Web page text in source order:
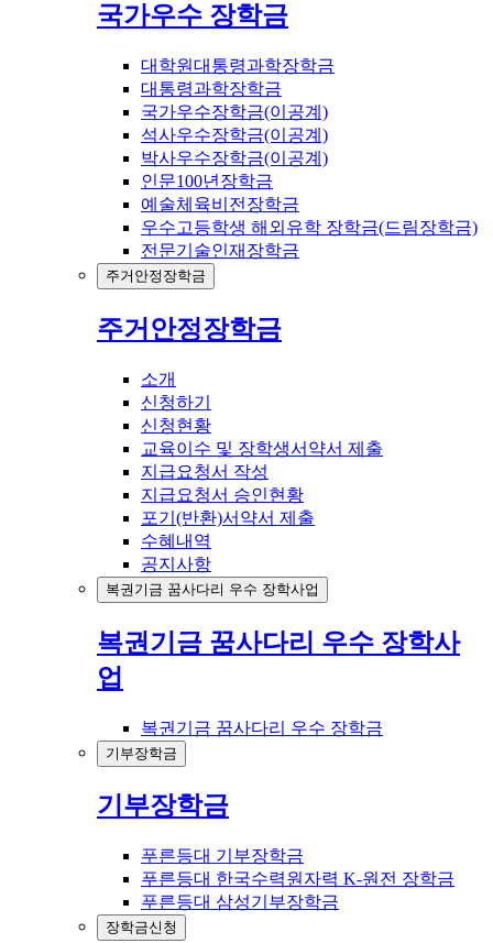
국가우수 장학금
대학원대통령과학장학금
대통령과학장학금
국가우수장학금(이공계)
석사우수장학금(이공계)
박사우수장학금(이공계)
인문100년장학금
예술체육비전장학금
우수고등학생 해외유학 장학금(드림장학금)
전문기술인재장학금
주거안정장학금
주거안정장학금
소개
신청하기
신청현황
교육이수 및 장학생서약서 제출
지급요청서 작성
지급요청서 승인현황
포기(반환)서약서 제출
수혜내역
공지사항
복권기금 꿈사다리 우수 장학사업
복권기금 꿈사다리 우수 장학사
업
복권기금 꿈사다리 우수 장학금
기부장학금
기부장학금
푸른등대 기부장학금
푸른등대 한국수력원자력 K-원전 장학금
푸른등대 삼성기부장학금
장학금신청